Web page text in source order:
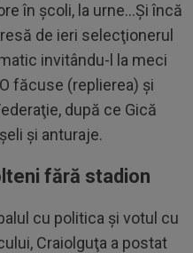
în şcoli, la urne...Şi încă
de ieri selecţionerul
invitându-l la meci
făcuse (replierea) şi
după ce Gică
şi anturaje.
fără stadion
cu politica şi votul cu
Craiolguţa a postat